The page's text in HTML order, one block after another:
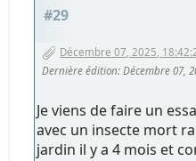
#29
Décembre 07, 2025,
Dernière édition: Décembre 07,
Je viens de faire un
avec un insecte mort
jardin il y a 4 mois et